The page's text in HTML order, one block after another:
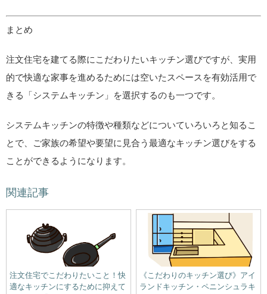
まとめ
注文住宅を建てる際にこだわりたいキッチン選びですが、実用
的で快適な家事を進めるためには空いたスペースを有効活用で
きる「システムキッチン」を選択するのも一つです。
システムキッチンの特徴や種類などについていろいろと知るこ
とで、ご家族の希望や要望に見合う最適なキッチン選びをする
ことができるようになります。
関連記事
注文住宅でこだわりたいこと！快
適なキッチンにするために抑えて
《こだわりのキッチン選び》アイ
ランドキッチン・ペニンシュラキ